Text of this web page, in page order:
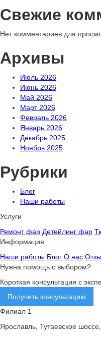
Свежие
Нет комментариев для
Архивы
Июль 2026
Июнь 2026
Май 2026
Март 2026
Февраль 2026
Январь 2026
Декабрь 2025
Ноябрь 2025
Рубрики
Блог
Наши работы
Услуги
Ремонт фар Детейлинг фар
Информация
Наши работы Блог О нас
Нужна помощь с выбором?
Короткая консультация с
Получить консультацию
Филиал 1
Ярославль, Тутаевское